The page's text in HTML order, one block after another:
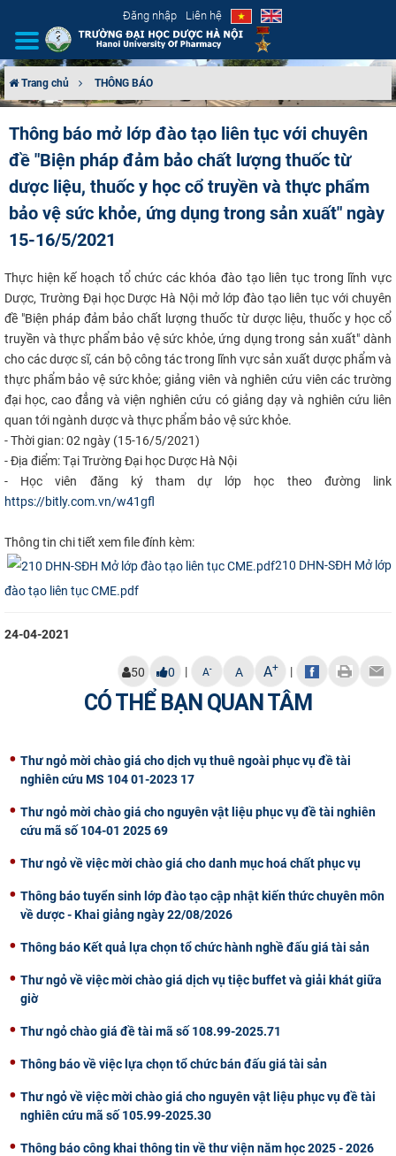
Đăng nhập Liên hệ
CƠ CẤU TỔ CHỨC
TUYỂN SINH
ĐÀO TẠO
ĐẢM BẢO CHẤT LƯỢNG
KHOA HỌC CÔNG NGHỆ
HTQT
CỰU NGƯỜI HỌC
Trang chủ THÔNG BÁO
Thông báo mở lớp đào tạo liên tục với chuyên
đề "Biện pháp đảm bảo chất lượng thuốc từ
dược liệu, thuốc y học cổ truyền và thực phẩm
bảo vệ sức khỏe, ứng dụng trong sản xuất" ngày
15-16/5/2021
Thực hiện kế hoạch tổ chức các khóa đào tạo liên tục trong lĩnh vực
Dược, Trường Đại học Dược Hà Nội mở lớp đào tạo liên tục với chuyên
đề "Biện pháp đảm bảo chất lượng thuốc từ dược liệu, thuốc y học cổ
truyền và thực phẩm bảo vệ sức khỏe, ứng dụng trong sản xuất" dành
cho các dược sĩ, cán bộ công tác trong lĩnh vực sản xuất dược phẩm và
thực phẩm bảo vệ sức khỏe; giảng viên và nghiên cứu viên các trường
đại học, cao đẳng và viện nghiên cứu có giảng dạy và nghiên cứu liên
quan tới ngành dược và thực phẩm bảo vệ sức khỏe.
- Thời gian: 02 ngày (15-16/5/2021)
- Địa điểm: Tại Trường Đại học Dược Hà Nội
- Học viên đăng ký tham dự lớp học theo đường link
https://bitly.com.vn/w41gfl
Thông tin chi tiết xem file đính kèm:
210 DHN-SĐH Mở lớp
đào tạo liên tục CME.pdf
24-04-2021
50 0 | A- A A+ |
CÓ THỂ BẠN QUAN TÂM
Thư ngỏ mời chào giá cho dịch vụ thuê ngoài phục vụ đề tài
nghiên cứu MS 104 01-2023 17
Thư ngỏ mời chào giá cho nguyên vật liệu phục vụ đề tài nghiên
cứu mã số 104-01 2025 69
Thư ngỏ về việc mời chào giá cho danh mục hoá chất phục vụ
Thông báo tuyển sinh lớp đào tạo cập nhật kiến thức chuyên môn
về dược - Khai giảng ngày 22/08/2026
Thông báo Kết quả lựa chọn tổ chức hành nghề đấu giá tài sản
Thư ngỏ về việc mời chào giá dịch vụ tiệc buffet và giải khát giữa
giờ
Thư ngỏ chào giá đề tài mã số 108.99-2025.71
Thông báo về việc lựa chọn tổ chức bán đấu giá tài sản
Thư ngỏ về việc mời chào giá cho nguyên vật liệu phục vụ đề tài
nghiên cứu mã số 105.99-2025.30
Thông báo công khai thông tin về thư viện năm học 2025 - 2026